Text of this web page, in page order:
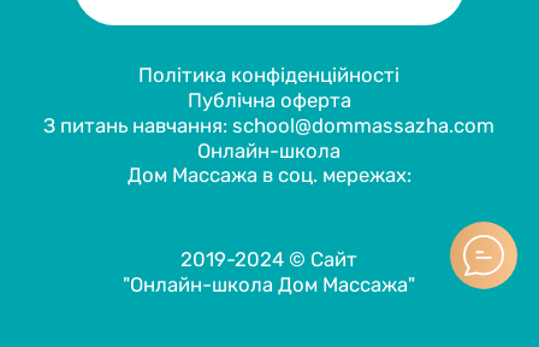
2019-2024 © Сайт
"Онлайн-школа Дом Массажа"
Політика конфіденційності
Публічна оферта
З питань навчання: school@dommassazha.com
Онлайн-школа
Дом Массажа в соц. мережах: